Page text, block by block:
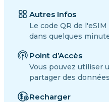
Autres Infos
Le code QR de
dans quelques
Point d’Accès
Vous pouvez utiliser
partager des
Recharger